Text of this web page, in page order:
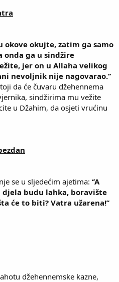
okove okujte, zatim ga samo
onda ga u sindžire
jer on u Allaha velikog
nevoljnik nije nagovarao.’’
da će čuvaru džehennema
sindžirima mu vežite
u Džahim, da osjeti vrućinu
se u sljedećim ajetima: ‘’A
budu lahka, boravište
će to biti? Vatra užarena!’’
džehennemske kazne,